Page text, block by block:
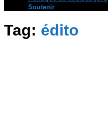
Soutenir
Tag: édito